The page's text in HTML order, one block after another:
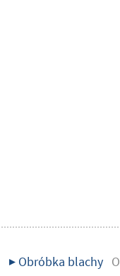
▶ Obróbka blachy